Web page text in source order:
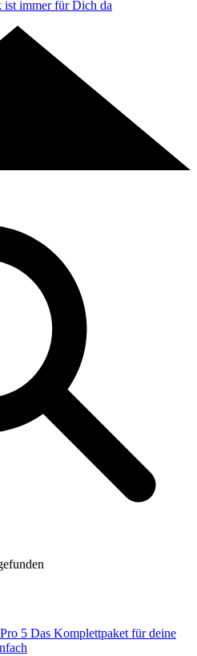
ist immer für Dich da
5 Das Komplettpaket für deine